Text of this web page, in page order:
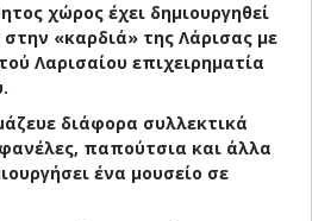
χώρος έχει δημιουργηθεί
«καρδιά» της Λάρισας με
Λαρισαίου επιχειρηματία
διάφορα συλλεκτικά
παπούτσια και άλλα
ένα μουσείο σε